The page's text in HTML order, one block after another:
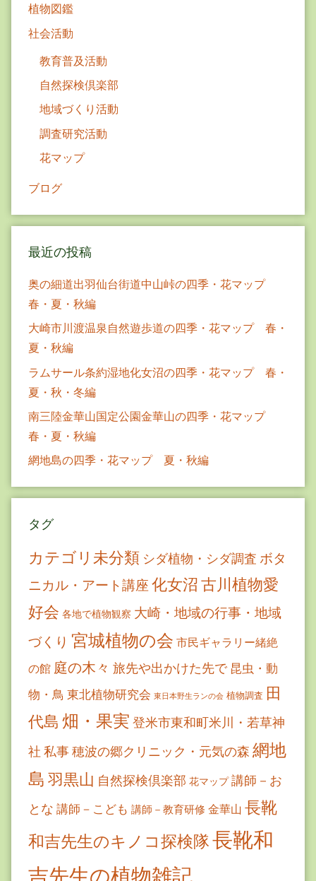
植物図鑑
社会活動
教育普及活動
自然探検倶楽部
地域づくり活動
調査研究活動
花マップ
ブログ
最近の投稿
奥の細道出羽仙台街道中山峠の四季・花マップ
春・夏・秋編
大崎市川渡温泉自然遊歩道の四季・花マップ 春・
夏・秋編
ラムサール条約湿地化女沼の四季・花マップ 春・
夏・秋・冬編
南三陸金華山国定公園金華山の四季・花マップ
春・夏・秋編
網地島の四季・花マップ 夏・秋編
タグ
カテゴリ未分類 シダ植物・シダ調査 ボタ
ニカル・アート講座 化女沼古川植物愛
好会 各地で植物観察 大崎・地域の行事・地域
づくり 宮城植物の会 市民ギャラリー緒絶
の館 庭の木々 旅先や出かけた先で 昆虫・動
物・鳥 東北植物研究会 東日本野生ランの会 植物調査 田
代島 畑・果実 登米市東和町米川・若草神
社 私事穂波の郷クリニック・元気の森 網地
島 羽黒山 自然探検倶楽部 花マップ 講師－お
とな 講師－こども 講師－教育研修 金華山 長靴
和吉先生のキノコ探検隊長靴和
吉先生の植物雑記